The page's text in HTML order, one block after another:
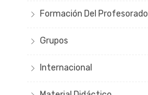
Formación Del Profesorado
Grupos
Internacional